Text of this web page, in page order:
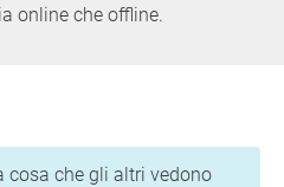
online che offline.
cosa che gli altri vedono